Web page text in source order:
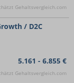
Gehaltsvergleich.com
/ D2C
5.161 - 6.855 €
Gehaltsvergleich.com